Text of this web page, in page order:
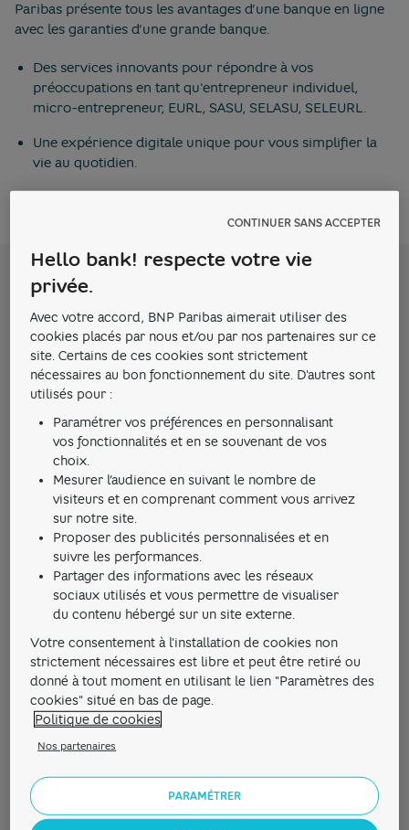
Paribas présente tous les avantages d’une banque en ligne
avec les garanties d’une grande banque.
Des services innovants pour répondre à vos
préoccupations en tant qu'entrepreneur individuel,
micro-entrepreneur, EURL, SASU, SELASU, SELEURL.
Une expérience digitale unique pour vous simplifier la
vie au quotidien.
Hello bank! respecte votre vie
privée.
Avec votre accord, BNP Paribas aimerait utiliser des
cookies placés par nous et/ou par nos partenaires sur ce
site. Certains de ces cookies sont strictement
nécessaires au bon fonctionnement du site. D'autres sont
utilisés pour :
Paramétrer vos préférences en personnalisant
vos fonctionnalités et en se souvenant de vos
choix.
Mesurer l’audience en suivant le nombre de
visiteurs et en comprenant comment vous arrivez
sur notre site.
Proposer des publicités personnalisées et en
suivre les performances.
Partager des informations avec les réseaux
sociaux utilisés et vous permettre de visualiser
du contenu hébergé sur un site externe.
Votre consentement à l'installation de cookies non
strictement nécessaires est libre et peut être retiré ou
donné à tout moment en utilisant le lien "Paramètres des
cookies" situé en bas de page.
Politique de cookies
Nos partenaires
PARAMÉTRER
CONTINUER SANS ACCEPTER